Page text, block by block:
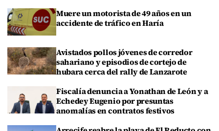
Muere un motorista de 49 años en un
accidente de tráfico en Haría
Avistados pollos jóvenes de corredor
sahariano y episodios de cortejo de
hubara cerca del rally de Lanzarote
Fiscalía denuncia a Yonathan de León y a
Echedey Eugenio por presuntas
anomalías en contratos festivos